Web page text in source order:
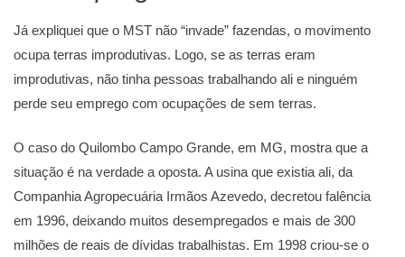
Já expliquei que o MST não “invade” fazendas, o movimento
ocupa terras improdutivas. Logo, se as terras eram
improdutivas, não tinha pessoas trabalhando ali e ninguém
perde seu emprego com ocupações de sem terras.
O caso do Quilombo Campo Grande, em MG, mostra que a
situação é na verdade a oposta. A usina que existia ali, da
Companhia Agropecuária Irmãos Azevedo, decretou falência
em 1996, deixando muitos desempregados e mais de 300
milhões de reais de dívidas trabalhistas. Em 1998 criou-se o